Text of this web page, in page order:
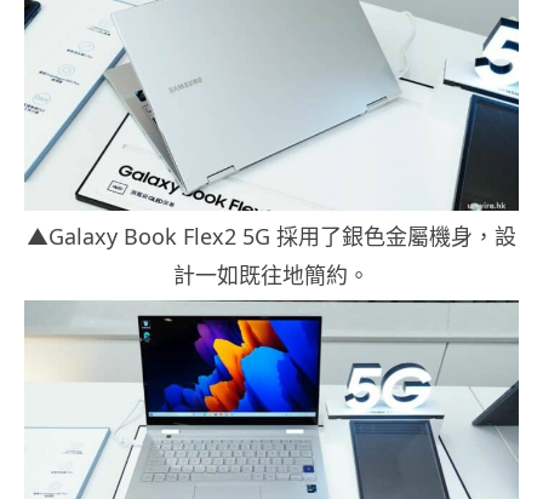
▲Galaxy Book Flex2 5G 採用了銀色金屬機身，設
計一如既往地簡約。